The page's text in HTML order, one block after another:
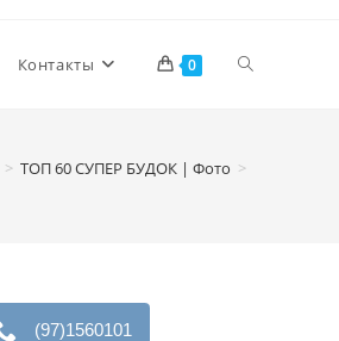
Контакты 0
> ТОП 60 СУПЕР БУДОК | Фото >
(97)1560101